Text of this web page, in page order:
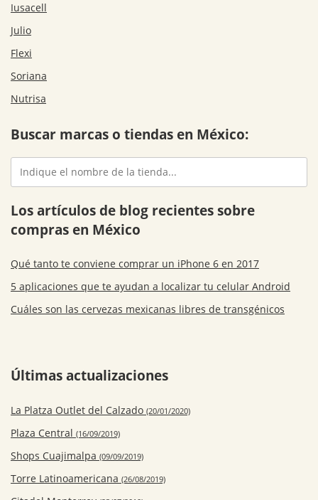
Iusacell
Julio
Flexi
Soriana
Nutrisa
Buscar marcas o tiendas en México:
Los artículos de blog recientes sobre
compras en México
Qué tanto te conviene comprar un iPhone 6 en 2017
5 aplicaciones que te ayudan a localizar tu celular Android
Cuáles son las cervezas mexicanas libres de transgénicos
Últimas actualizaciones
La Platza Outlet del Calzado (20/01/2020)
Plaza Central (16/09/2019)
Shops Cuajimalpa (09/09/2019)
Torre Latinoamericana (26/08/2019)